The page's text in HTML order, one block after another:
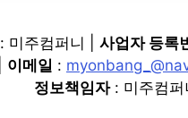
: 미주컴퍼니 | 사업자 등록
이메일 :
정보책임자: 미주컴퍼